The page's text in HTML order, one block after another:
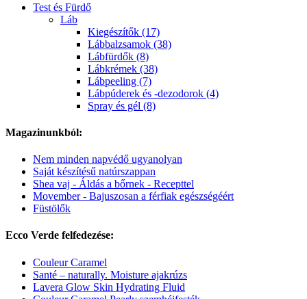
Test és Fürdő
Láb
Kiegészítők (17)
Lábbalzsamok (38)
Lábfürdők (8)
Lábkrémek (38)
Lábpeeling (7)
Lábpúderek és -dezodorok (4)
Spray és gél (8)
Magazinunkból:
Nem minden napvédő ugyanolyan
Saját készítésű natúrszappan
Shea vaj - Áldás a bőrnek - Recepttel
Movember - Bajuszosan a férfiak egészségéért
Füstölők
Ecco Verde felfedezése:
Couleur Caramel
Santé – naturally. Moisture ajakrúzs
Lavera Glow Skin Hydrating Fluid